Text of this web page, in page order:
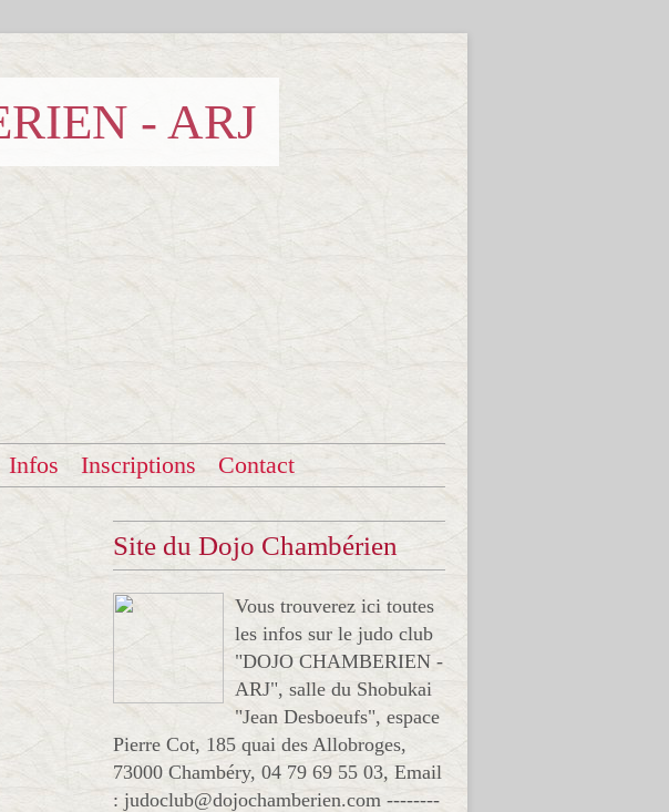
- ARJ
Infos Inscriptions Contact
Site du Dojo Chambérien
Vous trouverez ici toutes
les infos sur le judo club
"DOJO CHAMBERIEN -
ARJ", salle du Shobukai
"Jean Desboeufs", espace
Pierre Cot, 185 quai des Allobroges,
73000 Chambéry, 04 79 69 55 03, Email
: judoclub@dojochamberien.com --------